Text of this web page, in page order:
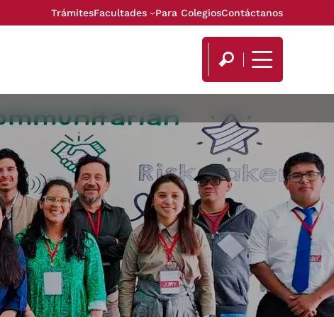
TrámitesFacultades Para ColegiosContáctanos